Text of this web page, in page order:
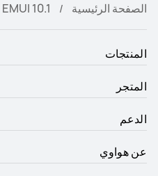
بفتح التطبيق واختر"هذا هو
الصفحة الرئيسية EMUI 10.1
المنتجات
المتجر
الدعم
عن هواوي